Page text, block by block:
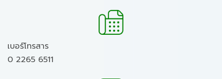
เบอร์โทรสาร
0 2265 6511